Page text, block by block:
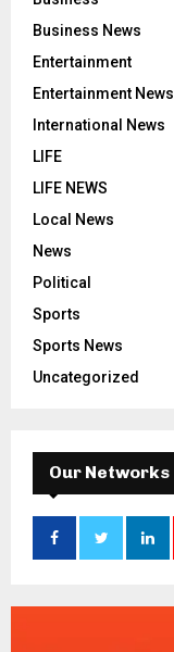
Business News
Entertainment
Entertainment News
International News
LIFE
LIFE NEWS
Local News
News
Political
Sports
Sports News
Uncategorized
Our Networks